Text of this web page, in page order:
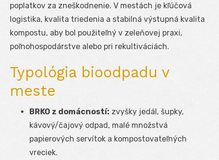
poplatkov za zneškodnenie. V mestách je kľúčová
logistika, kvalita triedenia a stabilná výstupná kvalita
kompostu, aby bol použiteľný v zeleňovej praxi,
poľnohospodárstve alebo pri rekultiváciách.
Typológia bioodpadu v
meste
BRKO z domácností: zvyšky jedál, šupky,
kávový/čajový odpad, malé množstvá
papierových servítok a kompostovateľných
vreciek.